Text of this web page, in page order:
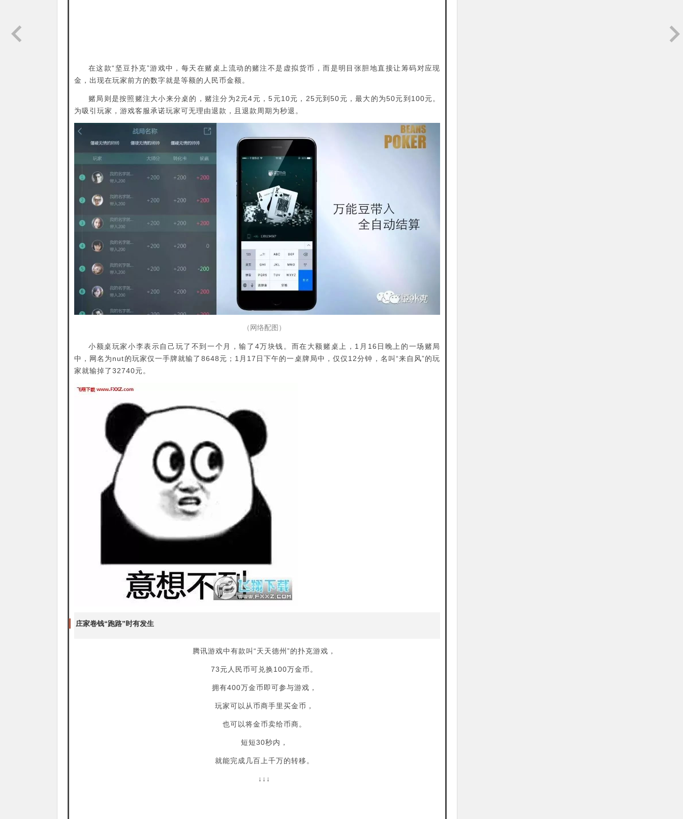
在这款“坚豆扑克”游戏中，每天在赌桌上流动的赌注不是虚拟货币，而是明目张胆地直接让筹码对应现
金，出现在玩家前方的数字就是等额的人民币金额。
赌局则是按照赌注大小来分桌的，赌注分为2元4元，5元10元，25元到50元，最大的为50元到100元。
为吸引玩家，游戏客服承诺玩家可无理由退款，且退款周期为秒退。
（网络配图）
小额桌玩家小李表示自己玩了不到一个月，输了4万块钱。而在大额赌桌上，1月16日晚上的一场赌局
中，网名为nut的玩家仅一手牌就输了8648元；1月17日下午的一桌牌局中，仅仅12分钟，名叫“来自风”的玩
家就输掉了32740元。
庄家卷钱“跑路”时有发生
腾讯游戏中有款叫“天天德州”的扑克游戏，
73元人民币可兑换100万金币。
拥有400万金币即可参与游戏，
玩家可以从币商手里买金币，
也可以将金币卖给币商。
短短30秒内，
就能完成几百上千万的转移。
↓↓↓